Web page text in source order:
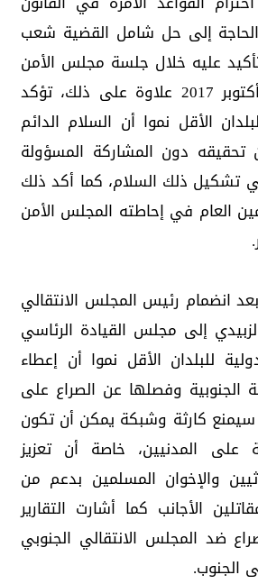
الحاجة إلى حل شامل القضية شعب
عليه خلال جلسة مجلس الأمن
رقم 806 في 10 أكتوبر 2017 علاوة على ذلك، تؤكد
الأقل نموا أن السلام الدائم
دون المشاركة المسؤولة
تشكيل ذلك السلام، كما أكد ذلك
العام في إحاطته المجلس الأمن
انضمام رئيس المجلس الانتقالي
إلى مجلس القيادة الرئاسي
للبلدان الأقل نموا أن إعطاء
الجنوبية وفصلها عن الصراع على
كارثة وشبكة يمكن أن تكون
المدنيين، خاصة أن تعزيز
والإخوان المسلمين بدعم من
الأجانب كما أشارت التقارير
ضد المجلس الانتقالي الجنوبي
الجنوب.